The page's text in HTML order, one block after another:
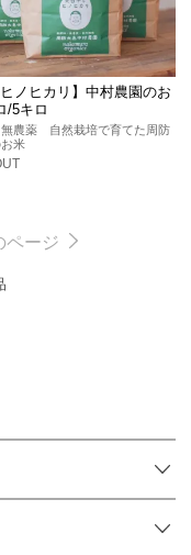
ヒノヒカリ】中村農園のお
/5キロ
無農薬 自然栽培で育てた周防
米
ページ